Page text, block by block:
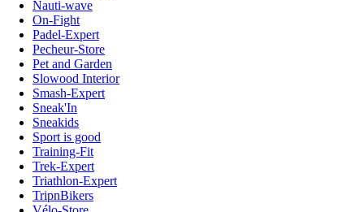
Nauti-wave
On-Fight
Padel-Expert
Pecheur-Store
Pet and Garden
Slowood Interior
Smash-Expert
Sneak'In
Sneakids
Sport is good
Training-Fit
Trek-Expert
Triathlon-Expert
TripnBikers